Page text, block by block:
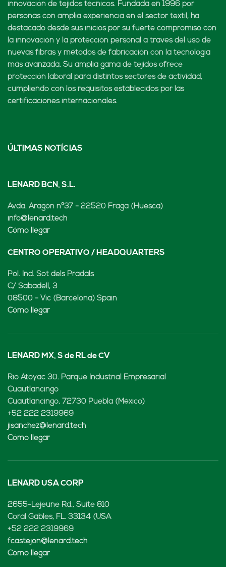
innovación de tejidos técnicos. Fundada en 1996 por
personas con amplia experiencia en el sector textil, ha
destacado desde sus inicios por su fuerte compromiso con
la innovación y la protección personal a través del uso de
nuevas fibras y métodos de fabricación con la tecnología
más avanzada. Su amplia gama de tejidos ofrece
protección laboral para distintos sectores de actividad,
cumpliendo con los requisitos establecidos por las
certificaciones internacionales.
ÚLTIMAS NOTÍCIAS
LENARD BCN, S.L.
Avda. Aragón nº37 - 22520 Fraga (Huesca)
info@lenard.tech
Cómo llegar
CENTRO OPERATIVO / HEADQUARTERS
Pol. Ind. Sot dels Pradals
C/ Sabadell, 3
08500 - Vic (Barcelona) Spain
Cómo llegar
LENARD MX, S de RL de CV
Rio Atoyac 30. Parque Industrial Empresarial
Cuautlancingo
Cuautlancingo, 72730 Puebla (México)
+52 222 2319969
jisanchez@lenard.tech
Cómo llegar
LENARD USA CORP
2655-Lejeune Rd., Suite 810
Coral Gables, FL. 33134 (USA
+52 222 2319969
fcastejon@lenard.tech
Cómo llegar